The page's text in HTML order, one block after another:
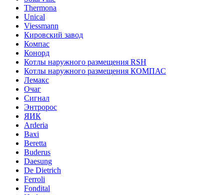
Thermona
Unical
Viessmann
Кировский завод
Компас
Конорд
Котлы наружного размещения RSH
Котлы наружного размещения КОМПАС
Лемакс
Очаг
Сигнал
Энтророс
ЯИК
Arderia
Baxi
Beretta
Buderus
Daesung
De Dietrich
Ferroli
Fondital